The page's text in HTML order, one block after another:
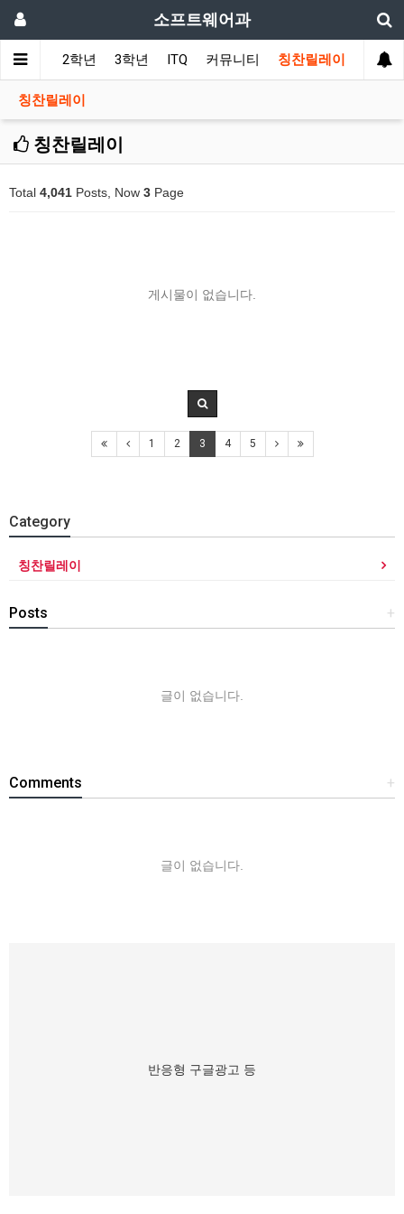
소프트웨어과
1학년 2학년 3학년 ITQ 커뮤니티 칭찬릴레이
칭찬릴레이
칭찬릴레이
Total 4,041 Posts, Now 3 Page
게시물이 없습니다.
1 2 3 4 5
Category
칭찬릴레이
+
Posts
글이 없습니다.
+
Comments
글이 없습니다.
반응형 구글광고 등